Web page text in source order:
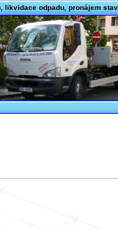
likvidace odpadu, pronájem